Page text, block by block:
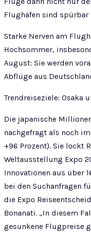
Flughäfen sind spürbar
Starke Nerven am
Hochsommer,
August: Sie werden
Abflüge aus
Trendreiseziele: Osaka
Die japanische
nachgefragt als noch
+96 Prozent). Sie lockt
Weltausstellung Expo
Innovationen aus über
bei den Suchanfragen
die Expo
Bonanati. „In diesem
gesunkene Flugpreise